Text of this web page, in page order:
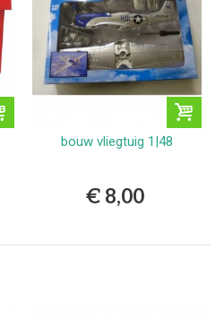
bouw vliegtuig 1|48
€ 8,00